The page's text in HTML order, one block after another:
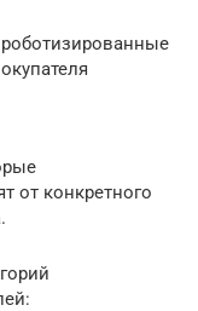
от конкретного